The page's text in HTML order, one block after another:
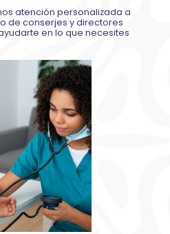
atención personalizada a
de conserjes y directores
en lo que necesites